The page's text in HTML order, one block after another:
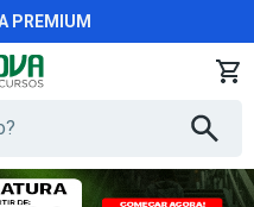
PREMIUM